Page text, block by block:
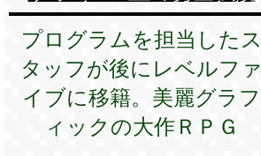
プログラムを担当したス
タッフが後にレベルファ
イブに移籍。美麗グラフ
ィックの大作ＲＰＧ